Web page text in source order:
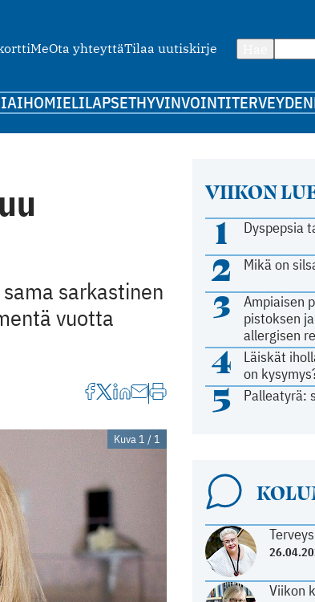
MeOta yhteyttäTilaa uutiskirje
IHOMIELILAPSETHYVINVOINTI
VIIKON
1 Dyspepsia
2 Mikä on
3
Ampiaisen
pistoksen
allergisen
4
Läiskät
on
5 Palleatyrä:
Viikon
sarkastinen
vuotta
Kuva 1 / 1